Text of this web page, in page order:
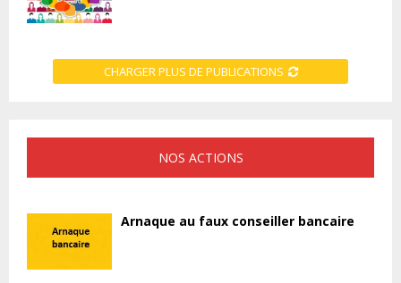
CHARGER PLUS DE PUBLICATIONS
NOS ACTIONS
Arnaque au faux conseiller bancaire